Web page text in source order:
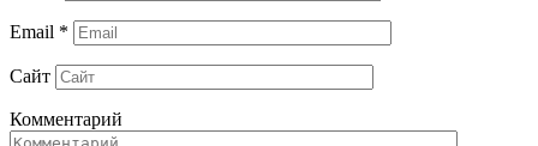
Email *
Сайт
Комментарий